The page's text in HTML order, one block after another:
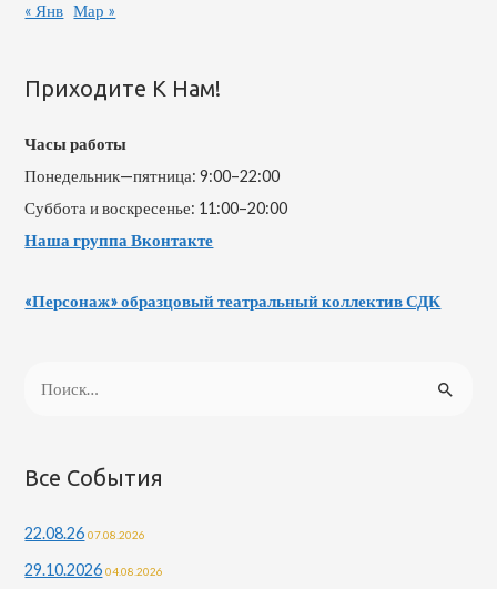
« Янв Мар »
Приходите К Нам!
Часы работы
Понедельник—пятница: 9:00–22:00
Суббота и воскресенье: 11:00–20:00
Наша группа Вконтакте
«Персонаж» образцовый театральный коллектив СДК
т
:
Все События
22.08.26 07.08.2026
29.10.2026 04.08.2026